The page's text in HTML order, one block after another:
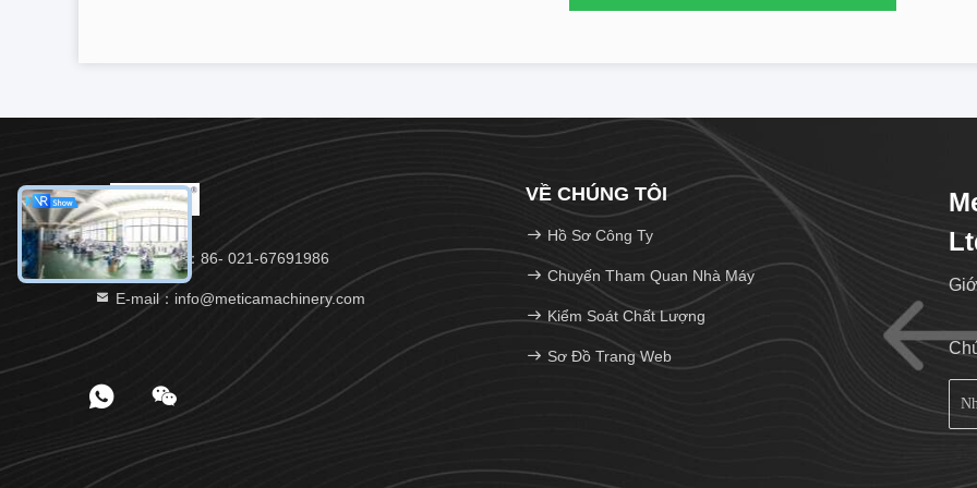
Điện thoại：86- 021-67691986
E-mail：info@meticamachinery.com
VỀ CHÚNG TÔI
Hồ Sơ Công Ty
Chuyến Tham Quan Nhà Máy
Kiểm Soát Chất Lượng
Sơ Đồ Trang Web